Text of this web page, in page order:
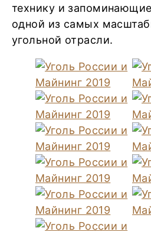
технику и
одной из самых
угольной отрасли.